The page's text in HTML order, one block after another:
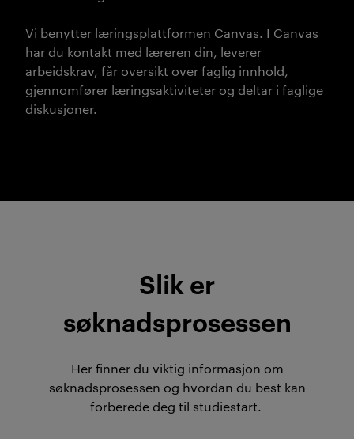
Vi benytter læringsplattformen Canvas. I Canvas
har du kontakt med læreren din, leverer
arbeidskrav, får oversikt over faglig innhold,
gjennomfører læringsaktiviteter og deltar i faglige
diskusjoner.
Slik er
søknadsprosessen
Her finner du viktig informasjon om
søknadsprosessen og hvordan du best kan
forberede deg til studiestart.